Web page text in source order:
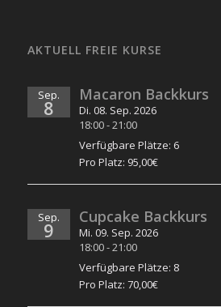
AKTUELL FREIE KURSE
Sep.
8
Macaron Backkurs
Di. 08. Sep. 2026
18:00-21:00
Verfügbare Plätze: 6
Pro Platz: 95,00€
Sep.
9
Cupcake Backkurs
Mi. 09. Sep. 2026
18:00-21:00
Verfügbare Plätze: 8
Pro Platz: 70,00€